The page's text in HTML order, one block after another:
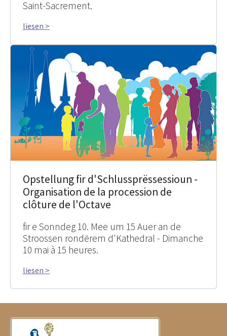
Saint-Sacrement.
liesen >
Opstellung fir d'Schlussprëssessioun -
Organisation de la procession de
clôture de l'Octave
fir e Sonndeg 10. Mee um 15 Auer an de
Stroossen rondërem d'Kathedral - Dimanche
10 mai à 15 heures.
liesen >